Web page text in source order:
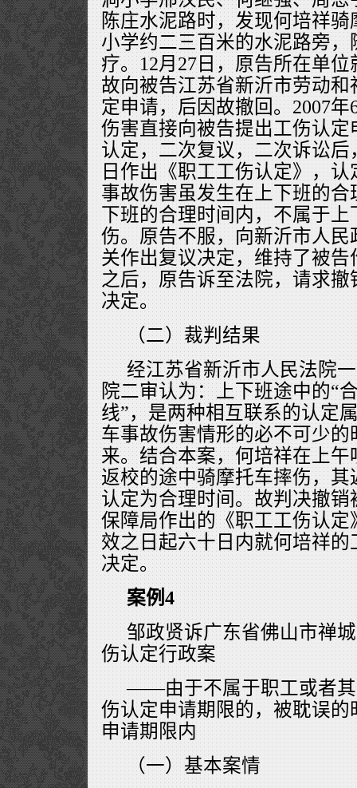
陈庄水泥路时，发现何培祥
小学约二三百米的水泥路旁
疗。12月27日，原告所在单
故向被告江苏省新沂市劳动
定申请，后因故撤回。2007
伤害直接向被告提出工伤认
认定，二次复议，二次诉讼后
日作出《职工工伤认定》，
事故伤害虽发生在上下班的
下班的合理时间内，不属于
伤。原告不服，向新沂市人
关作出复议决定，维持了被
之后，原告诉至法院，请求
决定。
（二）裁判结果
经江苏省新沂市人民法院
院二审认为：上下班途中的“
线”，是两种相互联系的认定
车事故伤害情形的必不可少
来。结合本案，何培祥在上
返校的途中骑摩托车摔伤，
认定为合理时间。故判决撤
保障局作出的《职工工伤认
效之日起六十日内就何培祥
决定。
案例4
邹政贤诉广东省佛山市禅
伤认定行政案
——由于不属于职工或者其
伤认定申请期限的，被耽误
申请期限内
（一）基本案情